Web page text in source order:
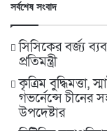
সর্বশেষ সংবাদ
সিসিকের বর্জ্য
প্রতিমন্ত্রী
কৃত্রিম বুদ্ধিমত্তা,
গভর্নেন্সে
উপদেষ্টার